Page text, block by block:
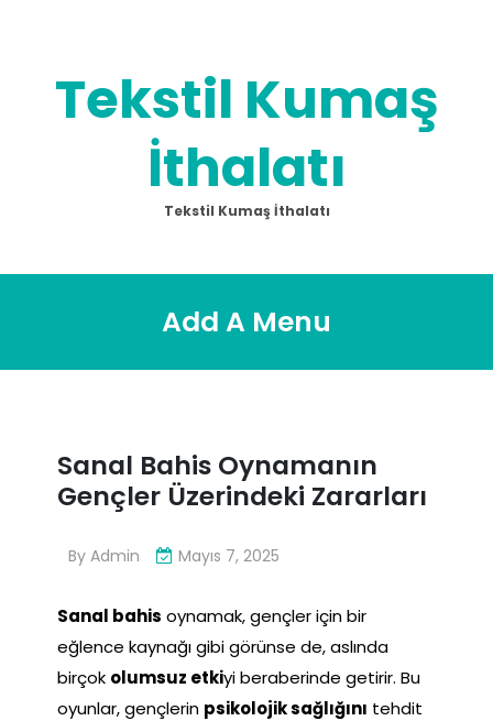
Tekstil Kumaş
İthalatı
Tekstil Kumaş İthalatı
Add A Menu
Sanal Bahis Oynamanın
Gençler Üzerindeki Zararları
By Admin Mayıs 7, 2025
Sanal bahis oynamak, gençler için bir
eğlence kaynağı gibi görünse de, aslında
birçok olumsuz etkiyi beraberinde getirir. Bu
oyunlar, gençlerin psikolojik sağlığını tehdit